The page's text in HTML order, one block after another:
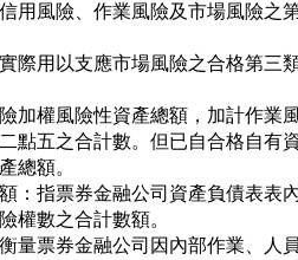
用風險、作業風險及市場風險之
際用以支應市場風險之合格第三
加權風險性資產總額，加計作業
點五之合計數。但已自合格自有
總額。
：指票券金融公司資產負債表表
權數之合計數額。
量票券金融公司因內部作業、人